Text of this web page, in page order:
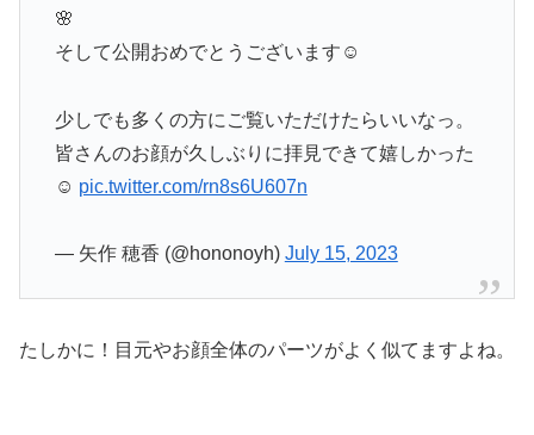
🌸
そして公開おめでとうございます☺️
少しでも多くの方にご覧いただけたらいいなっ。
皆さんのお顔が久しぶりに拝見できて嬉しかった
☺︎ pic.twitter.com/rn8s6U607n
— 矢作 穂香 (@hononoyh) July 15, 2023
たしかに！目元やお顔全体のパーツがよく似てますよね。